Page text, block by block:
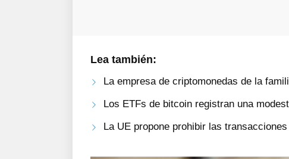
Lea también:
La empresa de criptomonedas de la
Los ETFs de bitcoin registran una
La UE propone prohibir las